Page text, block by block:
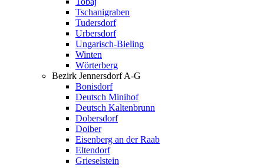
Tschanigraben
Tudersdorf
Urbersdorf
Ungarisch-Bieling
Winten
Wörterberg
Bezirk Jennersdorf A-G
Bonisdorf
Deutsch Minihof
Deutsch Kaltenbrunn
Dobersdorf
Doiber
Eisenberg an der Raab
Eltendorf
Grieselstein